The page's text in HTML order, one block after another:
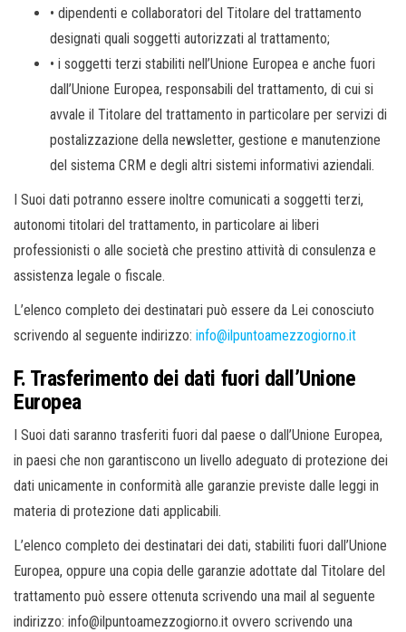
• dipendenti e collaboratori del Titolare del trattamento
designati quali soggetti autorizzati al trattamento;
• i soggetti terzi stabiliti nell’Unione Europea e anche fuori
dall’Unione Europea, responsabili del trattamento, di cui si
avvale il Titolare del trattamento in particolare per servizi di
postalizzazione della newsletter, gestione e manutenzione
del sistema CRM e degli altri sistemi informativi aziendali.
I Suoi dati potranno essere inoltre comunicati a soggetti terzi,
autonomi titolari del trattamento, in particolare ai liberi
professionisti o alle società che prestino attività di consulenza e
assistenza legale o fiscale.
L’elenco completo dei destinatari può essere da Lei conosciuto
scrivendo al seguente indirizzo: info@ilpuntoamezzogiorno.it
F. Trasferimento dei dati fuori dall’Unione
Europea
I Suoi dati saranno trasferiti fuori dal paese o dall’Unione Europea,
in paesi che non garantiscono un livello adeguato di protezione dei
dati unicamente in conformità alle garanzie previste dalle leggi in
materia di protezione dati applicabili.
L’elenco completo dei destinatari dei dati, stabiliti fuori dall’Unione
Europea, oppure una copia delle garanzie adottate dal Titolare del
trattamento può essere ottenuta scrivendo una mail al seguente
indirizzo: info@ilpuntoamezzogiorno.it ovvero scrivendo una